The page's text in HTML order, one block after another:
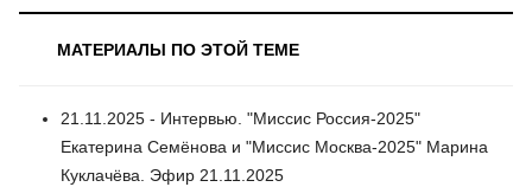
МАТЕРИАЛЫ ПО ЭТОЙ ТЕМЕ
21.11.2025 - Интервью. "Миссис Россия-2025"
Екатерина Семёнова и "Миссис Москва-2025" Марина
Куклачёва. Эфир 21.11.2025